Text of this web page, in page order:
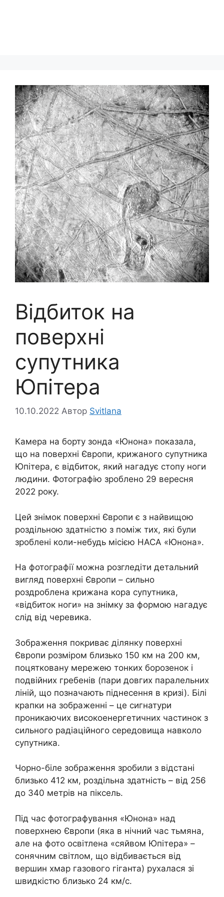
Відбиток на
поверхні
супутника
Юпітера
10.10.2022 Автор Svitlana
Камера на борту зонда «Юнона» показала,
що на поверхні Європи, крижаного супутника
Юпітера, є відбиток, який нагадує стопу ноги
людини. Фотографію зроблено 29 вересня
2022 року.
Цей знімок поверхні Європи є з найвищою
роздільною здатністю з поміж тих, які були
зроблені коли-небудь місією НАСА «Юнона».
На фотографії можна розгледіти детальний
вигляд поверхні Європи – сильно
роздроблена крижана кора супутника,
«відбиток ноги» на знімку за формою нагадує
слід від черевика.
Зображення покриває ділянку поверхні
Європи розміром близько 150 км на 200 км,
поцятковану мережею тонких борозенок і
подвійних гребенів (пари довгих паралельних
ліній, що позначають піднесення в кризі). Білі
крапки на зображенні – це сигнатури
проникаючих високоенергетичних частинок з
сильного радіаційного середовища навколо
супутника.
Чорно-біле зображення зробили з відстані
близько 412 км, роздільна здатність – від 256
до 340 метрів на піксель.
Під час фотографування «Юнона» над
поверхнею Європи (яка в нічний час тьмяна,
але на фото освітлена «сяйвом Юпітера» –
сонячним світлом, що відбивається від
вершин хмар газового гіганта) рухалася зі
швидкістю близько 24 км/c.